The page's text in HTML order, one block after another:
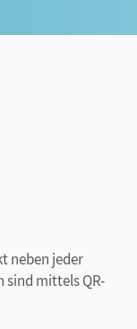
neben jeder
sind mittels QR-